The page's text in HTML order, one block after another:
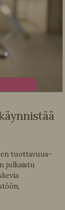
tuottavuus-
julkaistu